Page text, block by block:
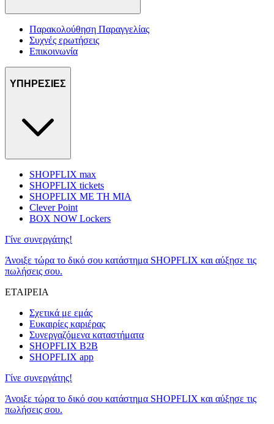
Παρακολούθηση Παραγγελίας
Συχνές ερωτήσεις
Επικοινωνία
ΥΠΗΡΕΣΙΕΣ
SHOPFLIX max
SHOPFLIX tickets
SHOPFLIX ΜΕ ΤΗ ΜΙΑ
Clever Point
BOX NOW Lockers
Γίνε συνεργάτης!
Άνοιξε τώρα το δικό σου κατάστημα SHOPFLIX και αύξησε τις
πωλήσεις σου.
ΕΤΑΙΡΕΙΑ
Σχετικά με εμάς
Ευκαιρίες καριέρας
Συνεργαζόμενα καταστήματα
SHOPFLIX B2B
SHOPFLIX app
Γίνε συνεργάτης!
Άνοιξε τώρα το δικό σου κατάστημα SHOPFLIX και αύξησε τις
πωλήσεις σου.